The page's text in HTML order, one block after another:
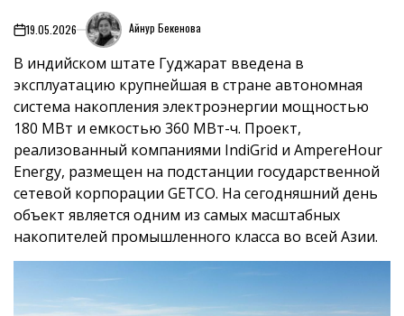
on19.05.2026 Айнур Бекенова
В индийском штате Гуджарат введена в
эксплуатацию крупнейшая в стране автономная
система накопления электроэнергии мощностью
180 МВт и емкостью 360 МВт-ч. Проект,
реализованный компаниями IndiGrid и AmpereHour
Energy, размещен на подстанции государственной
сетевой корпорации GETCO. На сегодняшний день
объект является одним из самых масштабных
накопителей промышленного класса во всей Азии.